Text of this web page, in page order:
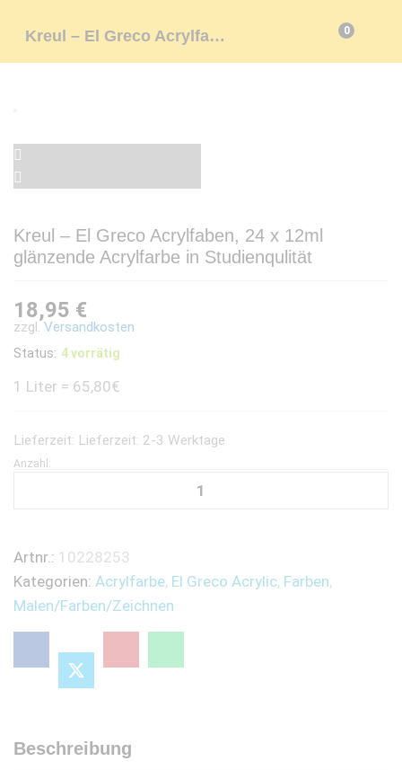
Kreul – El Greco Acrylfaben, 24 x 12ml glänzende Acrylfarbe in Studienqulität 0
Kreul – El Greco Acrylfaben, 24 x 12ml
glänzende Acrylfarbe in Studienqulität
18,95 €
zzgl. Versandkosten
Status: 4 vorrätig
1 Liter = 65,80€
Lieferzeit: Lieferzeit: 2-3 Werktage
Kreul
Acrylfaben,
24
x
glänzende
Acrylfarbe
quantity
Anzahl:
Artnr.: 10228253
Kategorien: Acrylfarbe, El Greco Acrylic, Farben,
Malen/Farben/Zeichnen
Beschreibung